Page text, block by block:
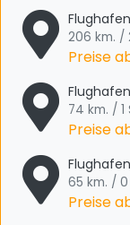
206 km. /
Preise
74 km. / 1
Preise
65 km. /
Preise